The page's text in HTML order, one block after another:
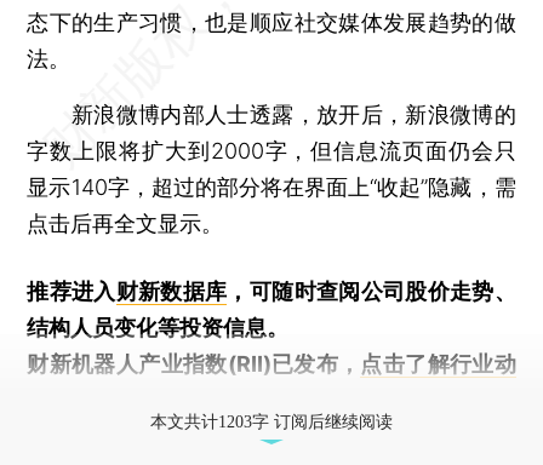
态下的生产习惯，也是顺应社交媒体发展趋势的做
法。
新浪微博内部人士透露，放开后，新浪微博的
字数上限将扩大到2000字，但信息流页面仍会只
显示140字，超过的部分将在界面上“收起”隐藏，需
点击后再全文显示。
推荐进入财新数据库 ，可随时查阅公司股价走势、
结构人员变化等投资信息。
财新机器人产业指数(RII)已发布， 点击了解行业动
本文共计1203字 订阅后继续阅读